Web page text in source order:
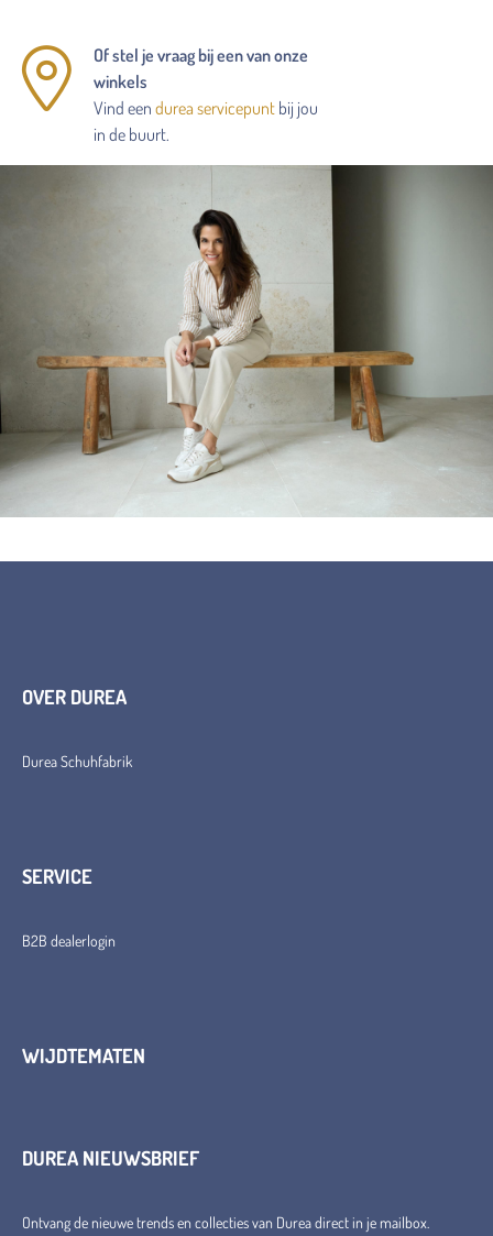
Of stel je vraag bij een van onze
winkels
Vind een durea servicepunt bij jou
in de buurt.
OVER DUREA
Durea Schuhfabrik
SERVICE
B2B dealerlogin
WIJDTEMATEN
DUREA NIEUWSBRIEF
Ontvang de nieuwe trends en collecties van Durea direct in je mailbox.